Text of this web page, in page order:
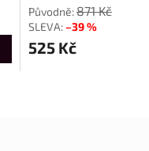
871 Kč
–39 %
525 Kč